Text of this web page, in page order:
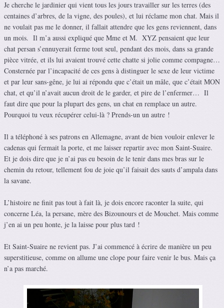
Je cherche le jardinier qui vient tous les jours travailler sur les terres (des
centaines d’arbres, de la vigne, des poules), et lui réclame mon chat. Mais il
ne voulait pas me le donner, il fallait attendre que les gens reviennent, dans
un mois. Il m’a aussi expliqué que Mme et M. XYZ pensaient que leur
chat persan s’ennuyerait ferme tout seul, pendant des mois, dans sa grande
pièce vitrée, et ils lui avaient trouvé cette chatte si jolie comme compagne…
Consternée par l’incapacité de ces gens à distinguer le sexe de leur victime
et par leur sans-gêne, je lui ai répondu que c’était un mâle, que c’était MON
chat, et qu’il n’avait aucun droit de le garder, et pire de l’enfermer… Il
faut dire que pour la plupart des gens, un chat en remplace un autre.
Pourquoi tu veux récupérer celui-là ? Prends-un un autre !
Il a téléphoné à ses patrons en Allemagne, avant de bien vouloir enlever le
cadenas qui fermait la porte, et me laisser repartir avec mon Saint-Suaire.
Et je dois dire que je n’ai pas eu besoin de le tenir dans mes bras sur le
chemin du retour, tellement fou de joie qu’il faisait des sauts d’ampala dans
la savane.
L’histoire ne finit pas tout à fait là, je dois encore raconter la suite, qui
concerne Léa, la persane, mère des Bizounours et de Mouchet. Mais comme
j’en ai un peu honte, je la laisse pour plus tard !
Et Saint-Suaire ne revient pas. J’ai commencé à écrire de manière un peu
superstitieuse, comme on allume une clope pour faire venir le bus. Mais ça
n’a pas marché.